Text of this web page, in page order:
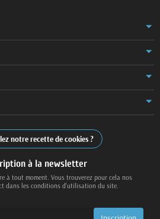
notre recette de cookies ?
à la newsletter
à tout moment. Vous trouverez pour cela nos
dans les conditions d'utilisation du site.